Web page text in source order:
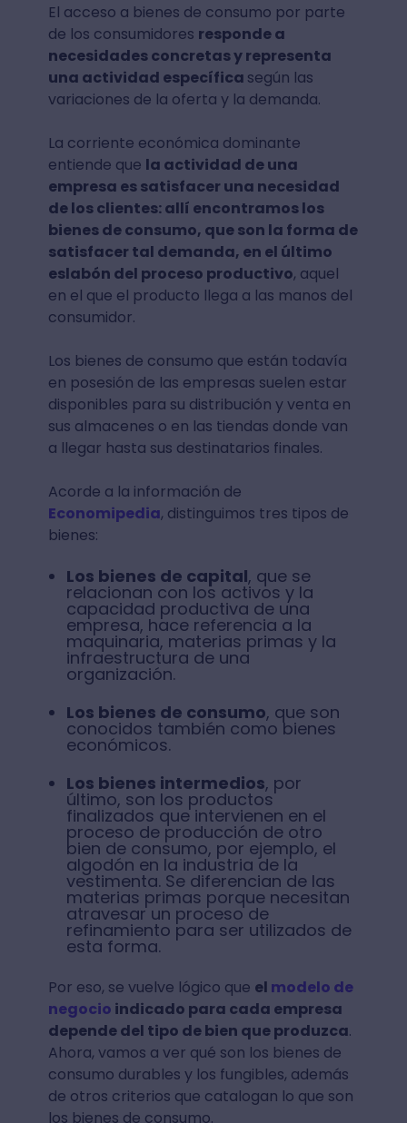
El acceso a bienes de consumo por parte
de los consumidores responde a
necesidades concretas y representa
una actividad específica según las
variaciones de la oferta y la demanda.
La corriente económica dominante
entiende que la actividad de una
empresa es satisfacer una necesidad
de los clientes: allí encontramos los
bienes de consumo, que son la forma de
satisfacer tal demanda, en el último
eslabón del proceso productivo, aquel
en el que el producto llega a las manos del
consumidor.
Los bienes de consumo que están todavía
en posesión de las empresas suelen estar
disponibles para su distribución y venta en
sus almacenes o en las tiendas donde van
a llegar hasta sus destinatarios finales.
Acorde a la información de
Economipedia, distinguimos tres tipos de
bienes:
Los bienes de capital, que se
relacionan con los activos y la
capacidad productiva de una
empresa, hace referencia a la
maquinaria, materias primas y la
infraestructura de una
organización.
Los bienes de consumo, que son
conocidos también como bienes
económicos.
Los bienes intermedios, por
último, son los productos
finalizados que intervienen en el
proceso de producción de otro
bien de consumo, por ejemplo, el
algodón en la industria de la
vestimenta. Se diferencian de las
materias primas porque necesitan
atravesar un proceso de
refinamiento para ser utilizados de
esta forma.
Por eso, se vuelve lógico que el modelo de
negocio indicado para cada empresa
depende del tipo de bien que produzca.
Ahora, vamos a ver qué son los bienes de
consumo durables y los fungibles, además
de otros criterios que catalogan lo que son
los bienes de consumo.